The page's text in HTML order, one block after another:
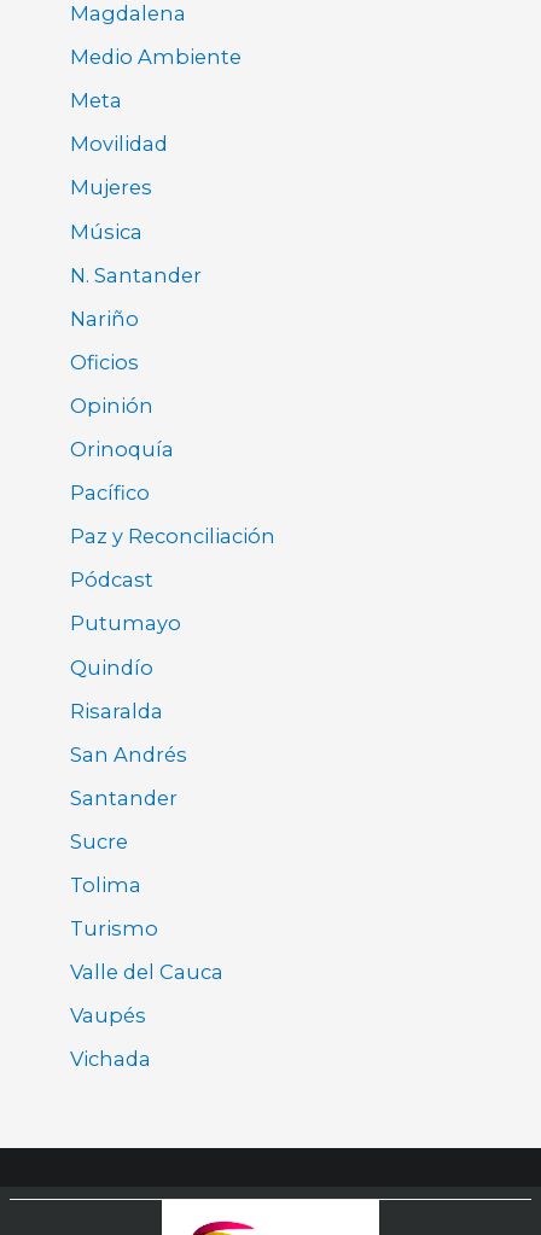
Magdalena
Medio Ambiente
Meta
Movilidad
Mujeres
Música
N. Santander
Nariño
Oficios
Opinión
Orinoquía
Pacífico
Paz y Reconciliación
Pódcast
Putumayo
Quindío
Risaralda
San Andrés
Santander
Sucre
Tolima
Turismo
Valle del Cauca
Vaupés
Vichada